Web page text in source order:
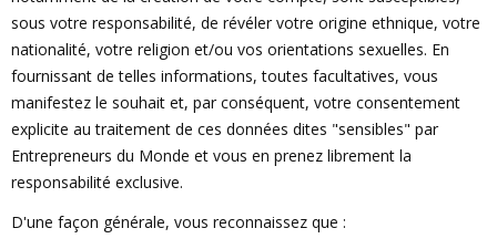
sous votre responsabilité, de révéler votre origine ethnique, votre
nationalité, votre religion et/ou vos orientations sexuelles. En
fournissant de telles informations, toutes facultatives, vous
manifestez le souhait et, par conséquent, votre consentement
explicite au traitement de ces données dites "sensibles" par
Entrepreneurs du Monde et vous en prenez librement la
responsabilité exclusive.
D'une façon générale, vous reconnaissez que :